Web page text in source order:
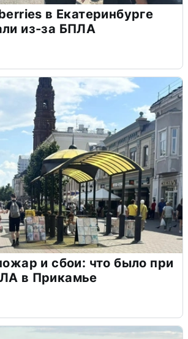
в Екатеринбурге
из-за БПЛА
и сбои: что было при
в Прикамье